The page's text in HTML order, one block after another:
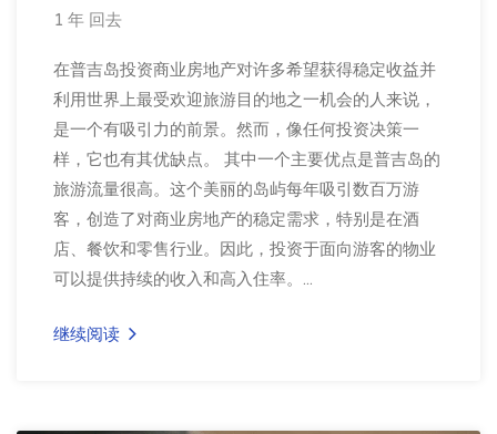
1 年 回去
在普吉岛投资商业房地产对许多希望获得稳定收益并
利用世界上最受欢迎旅游目的地之一机会的人来说，
是一个有吸引力的前景。然而，像任何投资决策一
样，它也有其优缺点。 其中一个主要优点是普吉岛的
旅游流量很高。这个美丽的岛屿每年吸引数百万游
客，创造了对商业房地产的稳定需求，特别是在酒
店、餐饮和零售行业。因此，投资于面向游客的物业
可以提供持续的收入和高入住率。...
继续阅读